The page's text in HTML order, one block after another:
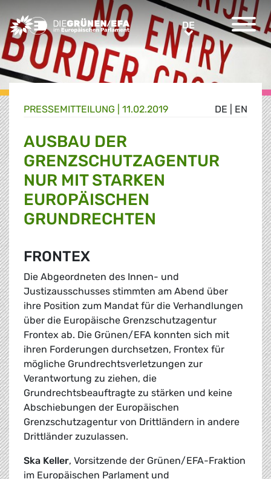
Greens/EFA Home DEDE
DE EN
PRESSE­MITTEILUNG 11.02.2019
AUSBAU DER
GRENZSCHUTZAGENTUR
NUR MIT STARKEN
EUROPÄISCHEN
GRUNDRECHTEN
FRONTEX
Die Abgeordneten des Innen- und
Justizausschusses stimmten am Abend über
ihre Position zum Mandat für die Verhandlungen
über die Europäische Grenzschutzagentur
Frontex ab. Die Grünen/EFA konnten sich mit
ihren Forderungen durchsetzen, Frontex für
mögliche Grundrechtsverletzungen zur
Verantwortung zu ziehen, die
Grundrechtsbeauftragte zu stärken und keine
Abschiebungen der Europäischen
Grenzschutzagentur von Drittländern in andere
Drittländer zuzulassen.
Ska Keller, Vorsitzende der Grünen/EFA-Fraktion
im Europäischen Parlament und